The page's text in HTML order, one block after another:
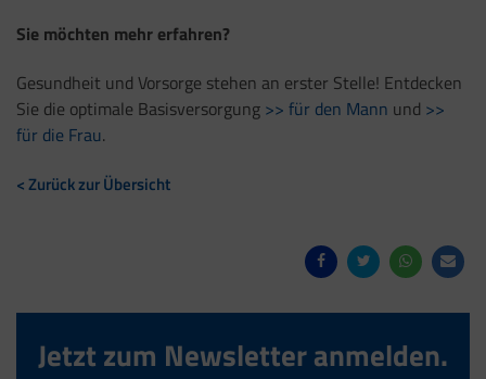
Sie möchten mehr erfahren?
Gesundheit und Vorsorge stehen an erster Stelle! Entdecken
Sie die optimale Basisversorgung >> für den Mann und >>
für die Frau.
< Zurück zur Übersicht
Jetzt zum Newsletter anmelden.